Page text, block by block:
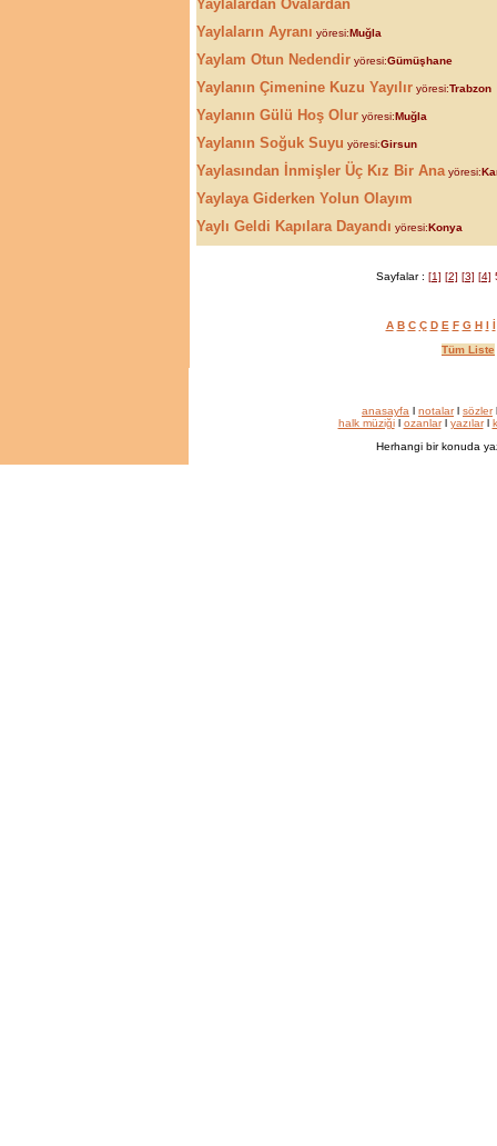
Yaylalardan Ovalardan
Yaylaların Ayranı yöresi:Muğla
Yaylam Otun Nedendir yöresi:Gümüşhane
Yaylanın Çimenine Kuzu Yayılır yöresi:Trabzon
Yaylanın Gülü Hoş Olur yöresi:Muğla
Yaylanın Soğuk Suyu yöresi:Girsun
Yaylasından İnmişler Üç Kız Bir Ana yöresi:
Yaylaya Giderken Yolun Olayım
Yaylı Geldi Kapılara Dayandı yöresi:Konya
Sayfalar : [1] [2] [3] [4]
A B C Ç D E F G H I İ
Tüm Liste
anasayfa l notalarl sözler
halk müziğil ozanlarl yazılarl
Herhangi bir konuda